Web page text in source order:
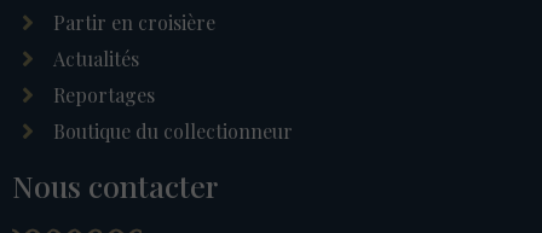
Partir en croisière
Actualités
Reportages
Boutique du collectionneur
Nous contacter